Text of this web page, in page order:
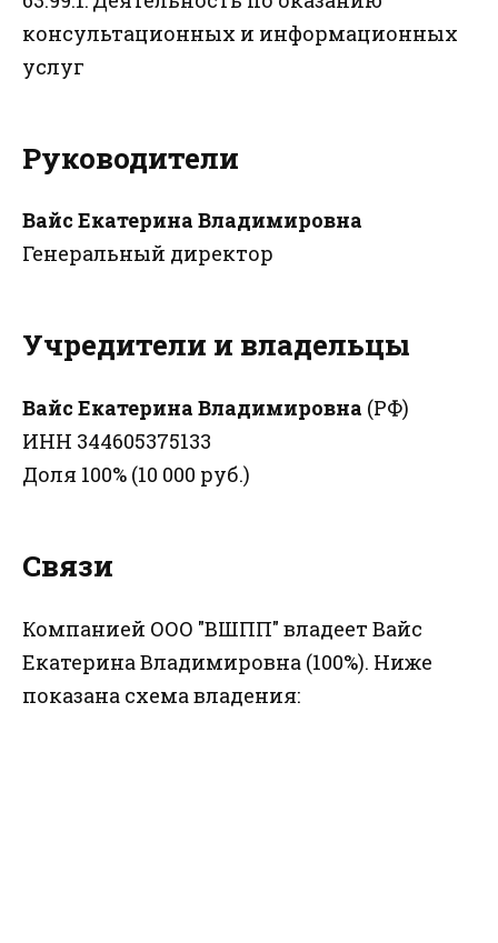
консультационных и информационных
услуг
Руководители
Вайс Екатерина Владимировна
Генеральный директор
Учредители и владельцы
Вайс Екатерина Владимировна (РФ)
ИНН 344605375133
Доля 100% (10 000 руб.)
Связи
Компанией ООО "ВШПП" владеет Вайс
Екатерина Владимировна (100%). Ниже
показана схема владения: